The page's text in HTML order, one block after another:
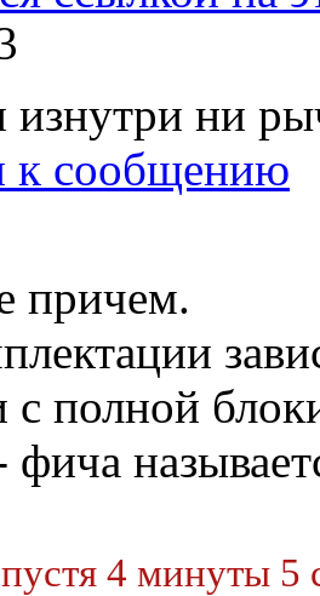
изнутри ни
к сообщению
причем.
с полной
4 минуты 5